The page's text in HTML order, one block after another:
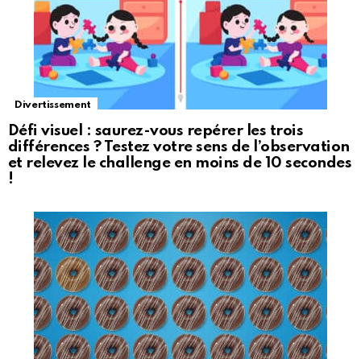
Divertissement
Défi visuel : saurez-vous repérer les trois
différences ? Testez votre sens de l’observation
et relevez le challenge en moins de 10 secondes
!